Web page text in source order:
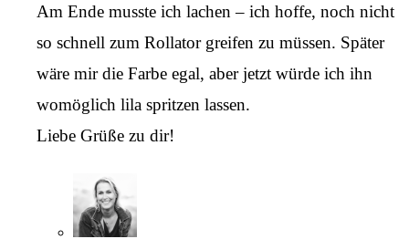
Am Ende musste ich lachen – ich hoffe, noch nicht
so schnell zum Rollator greifen zu müssen. Später
wäre mir die Farbe egal, aber jetzt würde ich ihn
womöglich lila spritzen lassen.
Liebe Grüße zu dir!